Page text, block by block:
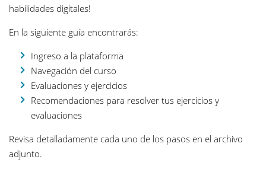
habilidades digitales!
En la siguiente guía encontrarás:
Ingreso a la plataforma
Navegación del curso
Evaluaciones y ejercicios
Recomendaciones para resolver tus ejercicios y
evaluaciones
Revisa detalladamente cada uno de los pasos en el archivo
adjunto.